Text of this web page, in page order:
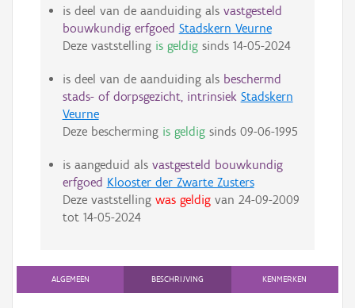
is deel van de aanduiding als vastgesteld
bouwkundig erfgoed Stadskern Veurne
Deze vaststelling is geldigsinds 14-05-2024
is deel van de aanduiding als beschermd
stads- of dorpsgezicht, intrinsiek Stadskern
Veurne
Deze bescherming is geldigsinds 09-06-1995
is aangeduid als vastgesteld bouwkundig
erfgoed Klooster der Zwarte Zusters
Deze vaststelling was geldigvan 24-09-2009
tot 14-05-2024
ALGEMEEN BESCHRIJVING KENMERKEN